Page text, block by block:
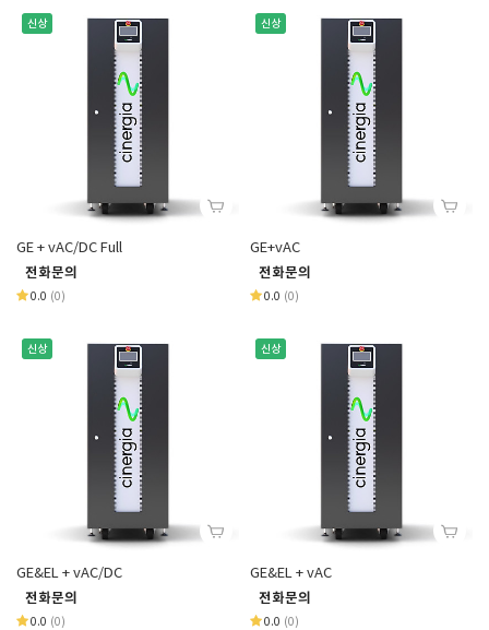
신상
GE + vAC/DC Full
전화문의
0.0 (0)
신상
GE+vAC
전화문의
0.0 (0)
신상
GE&EL + vAC/DC
전화문의
0.0 (0)
신상
GE&EL + vAC
전화문의
0.0 (0)